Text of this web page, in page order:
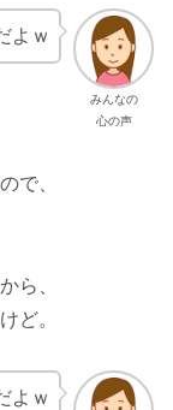
みんなの
心の声
よｗ
で、
ら、
ど。
よｗ